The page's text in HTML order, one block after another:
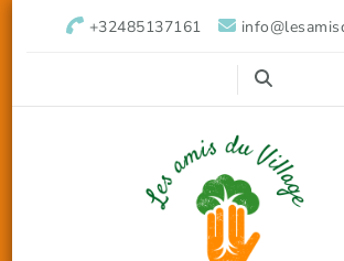
+32485137161